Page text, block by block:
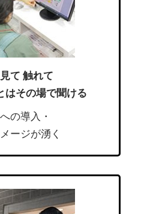
て 触れて
はその場で聞ける
の導入・
ージが湧く